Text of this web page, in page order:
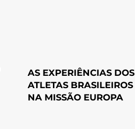
AS EXPERIÊNCIAS DOS
ATLETAS BRASILEIROS
NA MISSÃO EUROPA